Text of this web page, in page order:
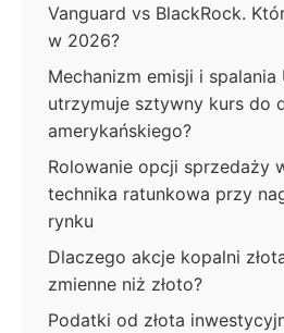
Vanguard vs BlackRock.
w 2026?
Mechanizm emisji i spalania
utrzymuje sztywny kurs do
amerykańskiego?
Rolowanie opcji sprzedaży
technika ratunkowa przy
rynku
Dlaczego akcje kopalni
zmienne niż złoto?
Podatki od złota